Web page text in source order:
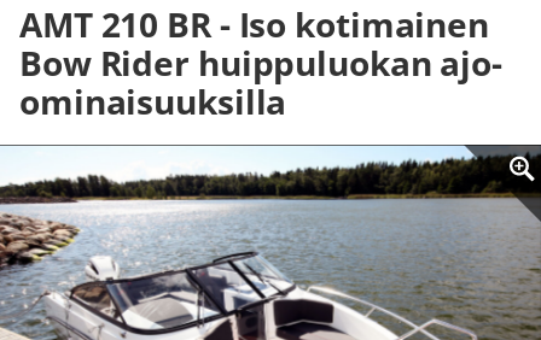
AMT 210 BR - Iso kotimainen
Bow Rider huippuluokan ajo-
ominaisuuksilla